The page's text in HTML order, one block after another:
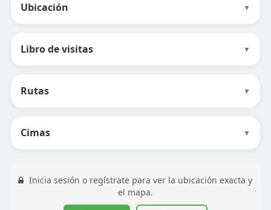
Ubicación ▼
Libro de visitas ▼
Rutas ▼
Cimas ▼
Inicia sesión o regístrate para ver la ubicación exacta y
el mapa.